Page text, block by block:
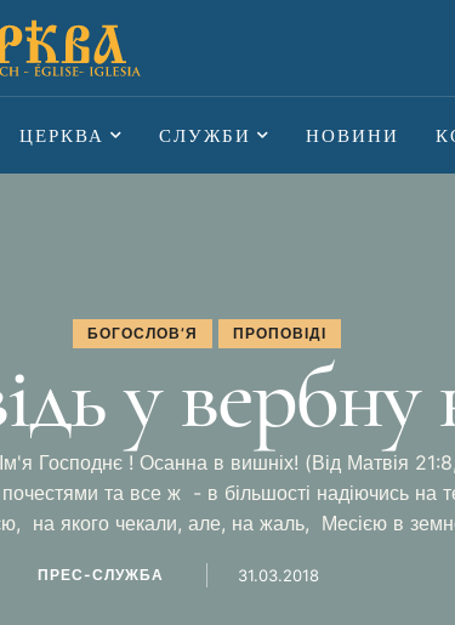
ЦЕРКВА СЛУЖБИ НОВИНИ
БОГОСЛОВ’Я ПРОПОВІДІ
у вербну
Господнє ! Осанна в вишніх! (Від Матвія
та все ж - в більшості надіючись на
на якого чекали, але, на жаль, Месією в
ПРЕС-СЛУЖБА 31.03.2018